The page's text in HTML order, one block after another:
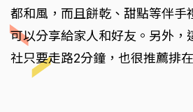
都和風，而且餅乾、甜點等伴手
可以分享給家人和好友。另外，
社只要走路2分鐘，也很推薦排